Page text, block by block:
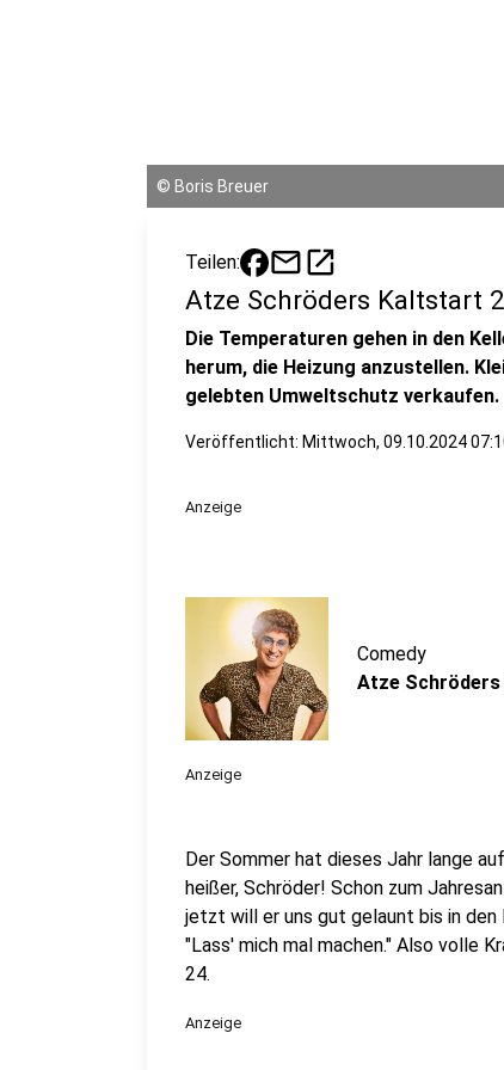
© Boris Breuer
Teilen: mailopen_in_new
Atze Schröders Kaltstart
Die Temperaturen gehen in den
herum, die Heizung anzustellen.
gelebten Umweltschutz verkaufen.
Veröffentlicht: Mittwoch, 09.10.2024
Anzeige
Comedy
Atze
Anzeige
Der Sommer hat dieses Jahr lange
heißer, Schröder! Schon zum
jetzt will er uns gut gelaunt bis in
"Lass' mich mal machen." Also volle
24.
Anzeige